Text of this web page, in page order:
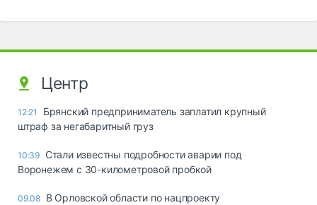
Центр
12:21
Брянский предприниматель заплатил крупный
штраф за негабаритный груз
10:39 Стали известны подробности аварии под
Воронежем с 30-километровой пробкой
09.08 В Орловской области по нацпроекту